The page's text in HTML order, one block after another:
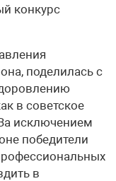
конкурс
поделилась с
в советское
исключением
победители
в